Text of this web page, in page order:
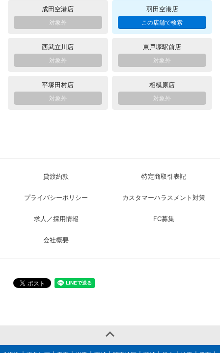
成田空港店 羽田空港店
西武立川店 東戸塚駅前店
平塚田村店 相模原店
貸渡約款 特定商取引表記
プライバシーポリシー カスタマーハラスメント対策
求人／採用情報 FC募集
会社概要
